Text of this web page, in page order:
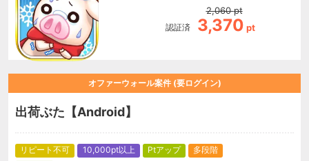
認証済
2,060 pt
3,370 pt
オファーウォール案件 (要ログイン)
出荷ぶた【Android】
リピート不可 10,000pt以上 Ptアップ
多段階